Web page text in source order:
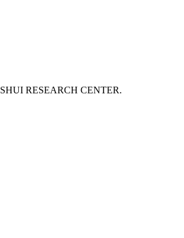
RESEARCH CENTER.